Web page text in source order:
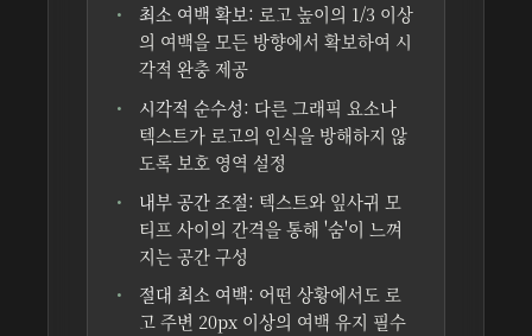
최소 여백 확보: 로고 높이의 1/3 이상
의 여백을 모든 방향에서 확보하여 시
각적 완충 제공
시각적 순수성: 다른 그래픽 요소나
텍스트가 로고의 인식을 방해하지 않
도록 보호 영역 설정
내부 공간 조절: 텍스트와 잎사귀 모
티프 사이의 간격을 통해 '숨'이 느껴
지는 공간 구성
절대 최소 여백: 어떤 상황에서도 로
고 주변 20px 이상의 여백 유지 필수